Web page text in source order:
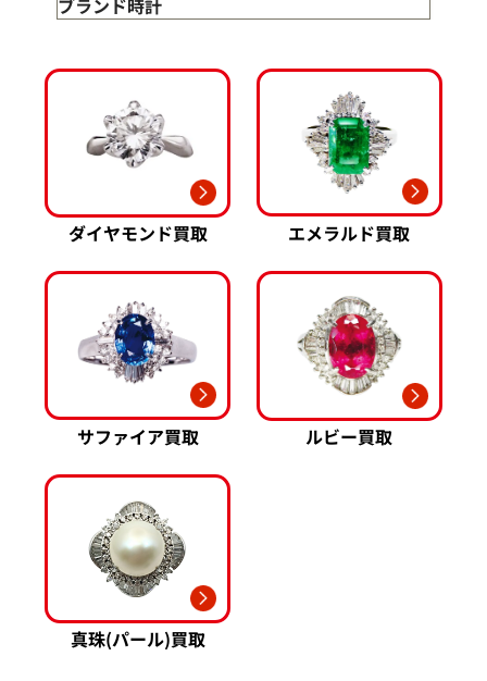
金のブレスレット 買取
金のブローチ 買取
金のペンダントトップ 買取
金の仏像 買取
金歯 買取
イエローゴールド 買取
ピンクゴールド 買取
ホワイトゴールド 買取
プラチナ 買取
Pt1000 買取
Pt950 買取
Pt900 買取
Pt850 買取
Pt&Pm 買取
銀･シルバー 買取
パラジウム 買取
オパール 買取
トルマリン 買取
翡翠 買取
パライバトルマリン 買取
パール 買取
カルティエ 買取
ティファニー 買取
ブルガリ 買取
ハリー･ウィンストン 買取
ヴァンクリーフ&
ブシュロン 買取
ミキモト 買取
ショーメ 買取
買取可能な商品をもっと見る
ブランド時計
フィリップ 買取
オーデマピゲ 買取
カルティエ 買取
シャネル 買取
ブレゲ 買取
リシャール・ミル
買取
買取
ヴァシュロン・コンスタンタン 買取
A. ランゲ&
ゾーネ 買取
パネライ 買取
ブルガリ 買取
フランク ミュラー 買取
IWC 買取
買取可能な商品をもっと見る
ダイヤモンド買取 エメラルド買取
サファイア買取 ルビー買取
真珠(パール)買取